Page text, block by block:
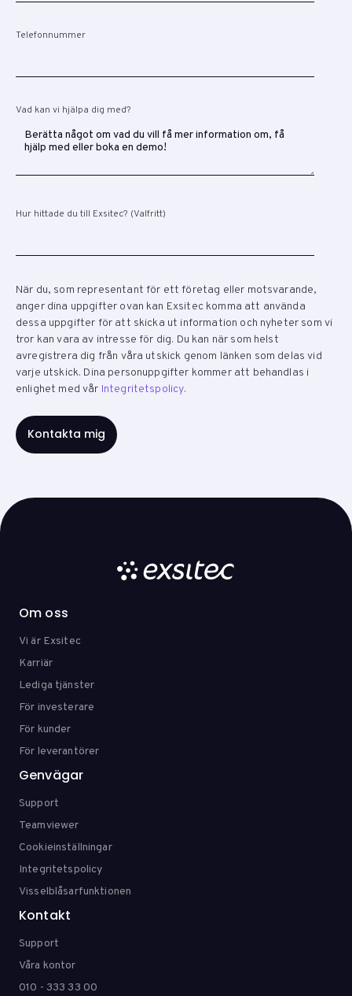
Telefonnummer
Vad kan vi hjälpa dig med?
Hur hittade du till Exsitec? (Valfritt)
När du, som representant för ett företag eller motsvarande,
anger dina uppgifter ovan kan Exsitec komma att använda
dessa uppgifter för att skicka ut information och nyheter som vi
tror kan vara av intresse för dig. Du kan när som helst
avregistrera dig från våra utskick genom länken som delas vid
varje utskick. Dina personuppgifter kommer att behandlas i
enlighet med vår Integritetspolicy.
Om oss
Vi är Exsitec
Karriär
Lediga tjänster
För investerare
För kunder
För leverantörer
Genvägar
Support
Teamviewer
Cookieinställningar
Integritetspolicy
Visselblåsarfunktionen
Kontakt
Support
Våra kontor
010 - 333 33 00